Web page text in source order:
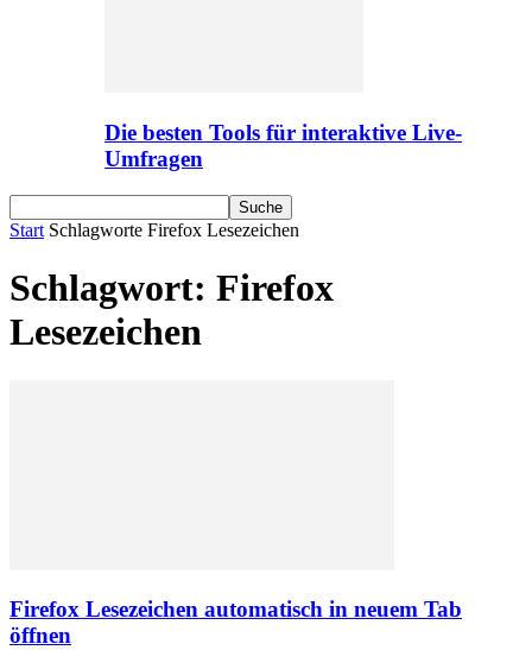
Die besten Tools für interaktive Live-
Umfragen
Start Schlagworte Firefox Lesezeichen
Schlagwort: Firefox
Lesezeichen
Firefox Lesezeichen automatisch in neuem Tab
öffnen